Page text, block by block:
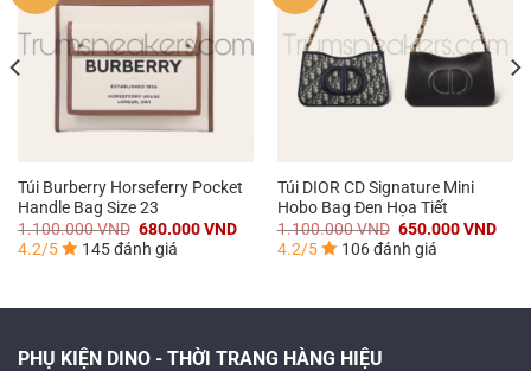
Túi Burberry Horseferry Pocket
Handle Bag Size 23
1.100.000VND Giá
gốc
là:
680.000VNDGiá
4.2/5 145 đánh giá
Túi DIOR CD Signature Mini
Hobo Bag Đen Họa Tiết
1.100.000VND Giá
gốc
là:
650.000VNDGiá
4.2/5 106 đánh giá
PHỤ KIỆN DINO - THỜI TRANG HÀNG HIỆU